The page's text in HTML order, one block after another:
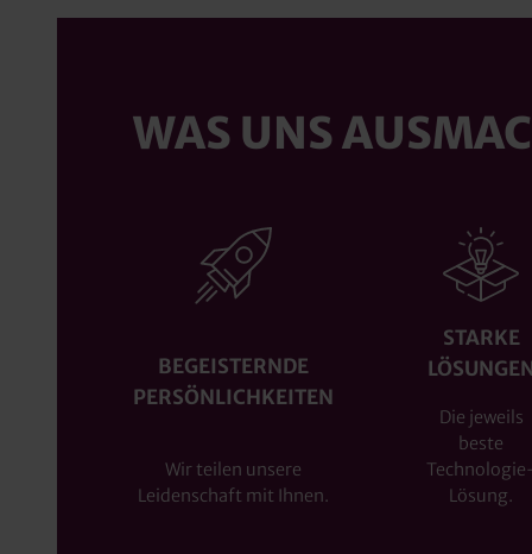
WAS UNS
BEGEISTERNDE
PERSÖNLICHKEITEN
Wir teilen unsere
Leidenschaft mit Ihnen.
STARKE
Die jeweils
beste
Lösung.